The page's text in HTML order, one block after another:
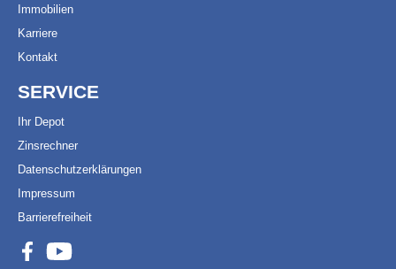
Immobilien
Karriere
Kontakt
SERVICE
Ihr Depot
Zinsrechner
Datenschutzerklärungen
Impressum
Barrierefreiheit